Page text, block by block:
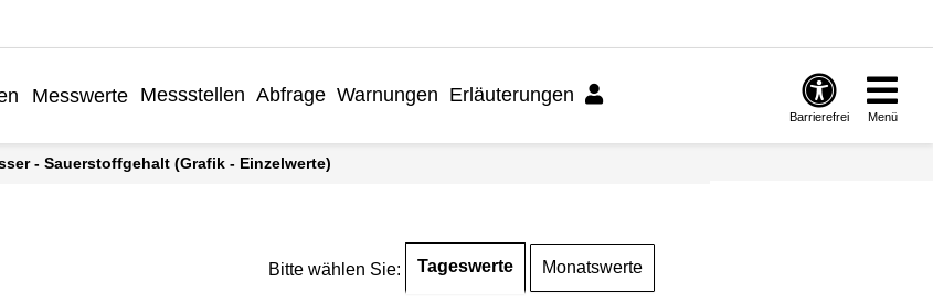
Messwerte Messstellen Abfrage Warnungen Erläuterungen
Barrierefrei Menü
- Sauerstoffgehalt (Grafik - Einzelwerte)
Bitte wählen Sie: Tageswerte Monatswerte